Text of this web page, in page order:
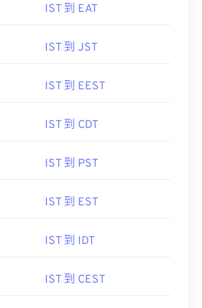
IST 到 EAT
IST 到 JST
IST 到 EEST
IST 到 CDT
IST 到 PST
IST 到 EST
IST 到 IDT
IST 到 CEST